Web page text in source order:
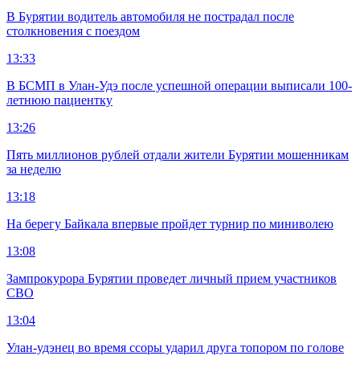
В Бурятии водитель автомобиля не пострадал после
столкновения с поездом
13:33
В БСМП в Улан-Удэ после успешной операции выписали 100-
летнюю пациентку
13:26
Пять миллионов рублей отдали жители Бурятии мошенникам
за неделю
13:18
На берегу Байкала впервые пройдет турнир по миниволею
13:08
Зампрокурора Бурятии проведет личный прием участников
СВО
13:04
Улан-удэнец во время ссоры ударил друга топором по голове